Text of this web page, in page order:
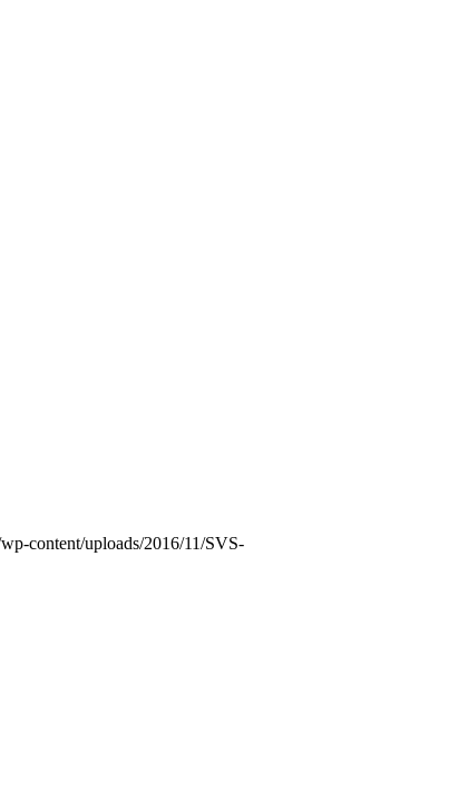
content/uploads/2016/11/SVS-